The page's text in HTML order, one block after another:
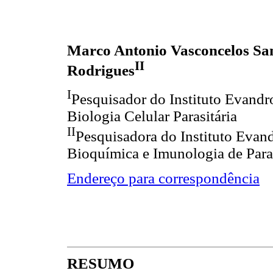
Marco Antonio Vasconcelos
RodriguesII
IPesquisador do Instituto
Biologia Celular Parasitária
IIPesquisadora do Instituto
Bioquímica e Imunologia de
Endereço para correspondência
RESUMO